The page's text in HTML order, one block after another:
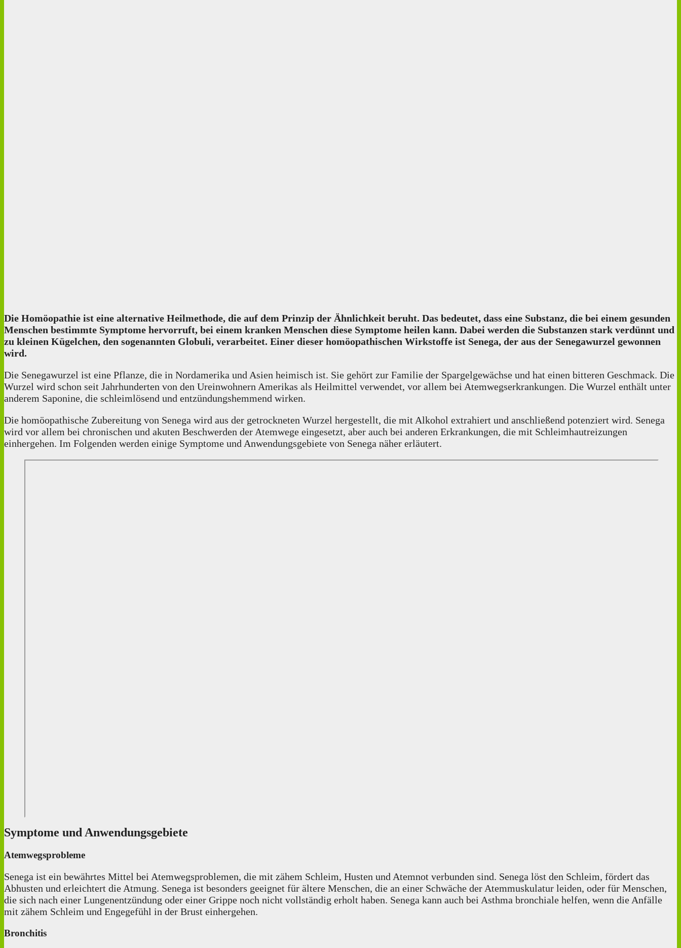
Die Homöopathie ist eine alternative Heilmethode, die auf dem Prinzip der Ähnlichkeit beruht. Das bedeutet, dass eine Substanz, die bei einem gesunden
Menschen bestimmte Symptome hervorruft, bei einem kranken Menschen diese Symptome heilen kann. Dabei werden die Substanzen stark verdünnt und
zu kleinen Kügelchen, den sogenannten Globuli, verarbeitet. Einer dieser homöopathischen Wirkstoffe ist Senega, der aus der Senegawurzel gewonnen
wird.
Die Senegawurzel ist eine Pflanze, die in Nordamerika und Asien heimisch ist. Sie gehört zur Familie der Spargelgewächse und hat einen bitteren Geschmack. Die
Wurzel wird schon seit Jahrhunderten von den Ureinwohnern Amerikas als Heilmittel verwendet, vor allem bei Atemwegserkrankungen. Die Wurzel enthält unter
anderem Saponine, die schleimlösend und entzündungshemmend wirken.
Die homöopathische Zubereitung von Senega wird aus der getrockneten Wurzel hergestellt, die mit Alkohol extrahiert und anschließend potenziert wird. Senega
wird vor allem bei chronischen und akuten Beschwerden der Atemwege eingesetzt, aber auch bei anderen Erkrankungen, die mit Schleimhautreizungen
einhergehen. Im Folgenden werden einige Symptome und Anwendungsgebiete von Senega näher erläutert.
Symptome und Anwendungsgebiete
Atemwegsprobleme
Senega ist ein bewährtes Mittel bei Atemwegsproblemen, die mit zähem Schleim, Husten und Atemnot verbunden sind. Senega löst den Schleim, fördert das
Abhusten und erleichtert die Atmung. Senega ist besonders geeignet für ältere Menschen, die an einer Schwäche der Atemmuskulatur leiden, oder für Menschen,
die sich nach einer Lungenentzündung oder einer Grippe noch nicht vollständig erholt haben. Senega kann auch bei Asthma bronchiale helfen, wenn die Anfälle
mit zähem Schleim und Engegefühl in der Brust einhergehen.
Bronchitis